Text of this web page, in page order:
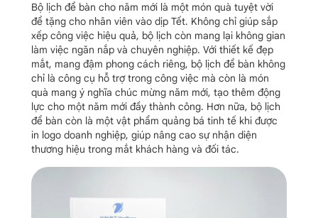
Bộ lịch để bàn cho năm mới là một món quà tuyệt vời
để tặng cho nhân viên vào dịp Tết. Không chỉ giúp sắp
xếp công việc hiệu quả, bộ lịch còn mang lại không gian
làm việc ngăn nắp và chuyên nghiệp. Với thiết kế đẹp
mắt, mang đậm phong cách riêng, bộ lịch để bàn không
chỉ là công cụ hỗ trợ trong công việc mà còn là món
quà mang ý nghĩa chúc mừng năm mới, tạo thêm động
lực cho một năm mới đầy thành công. Hơn nữa, bộ lịch
để bàn còn là một vật phẩm quảng bá tinh tế khi được
in logo doanh nghiệp, giúp nâng cao sự nhận diện
thương hiệu trong mắt khách hàng và đối tác.